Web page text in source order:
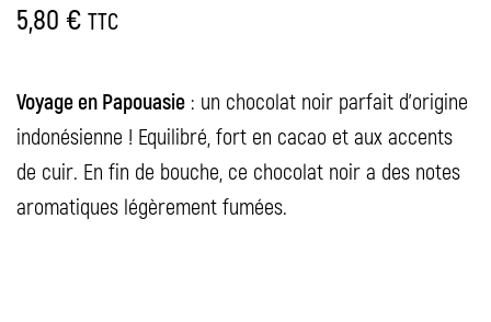
5,80 € TTC
Voyage en Papouasie : un chocolat noir parfait d'origine
indonésienne ! Equilibré, fort en cacao et aux accents
de cuir. En fin de bouche, ce chocolat noir a des notes
aromatiques légèrement fumées.